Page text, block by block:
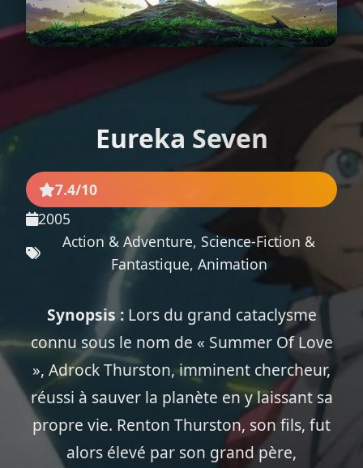
Eureka Seven
7.4/10
2005
Action & Adventure, Science-Fiction &
Fantastique, Animation
Synopsis :Lors du grand cataclysme
connu sous le nom de « Summer Of Love
», Adrock Thurston, imminent chercheur,
réussi à sauver la planète en y laissant sa
propre vie. Renton Thurston, son fils, fut
alors élevé par son grand père,